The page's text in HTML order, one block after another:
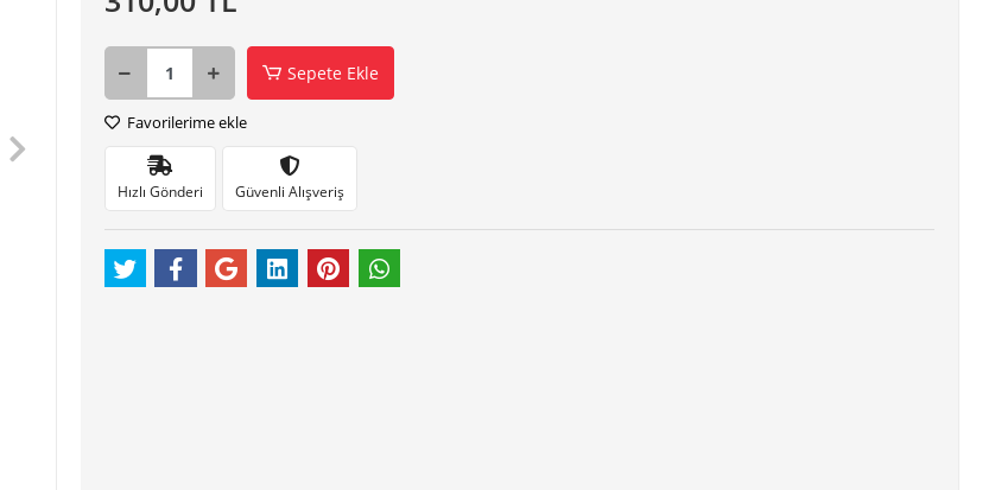
Sepete Ekle
Favorilerime ekle
Hızlı Gönderi Güvenli Alışveriş